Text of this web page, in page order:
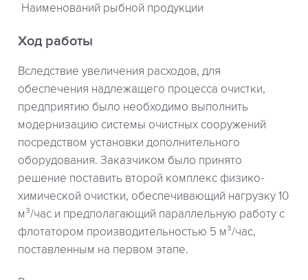
Наименований рыбной продукции
Ход работы
Вследствие увеличения расходов, для
обеспечения надлежащего процесса очистки,
предприятию было необходимо выполнить
модернизацию системы очистных сооружений
посредством установки дополнительного
оборудования. Заказчиком было принято
решение поставить второй комплекс физико-
химической очистки, обеспечивающий нагрузку 10
м³/час и предполагающий параллельную работу с
флотатором производительностью 5 м³/час,
поставленным на первом этапе.